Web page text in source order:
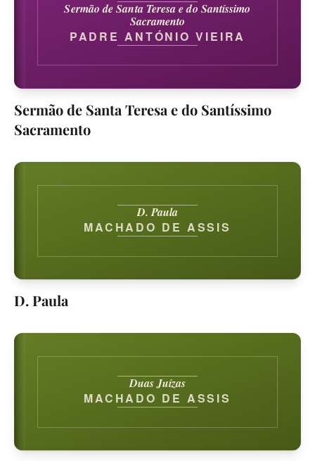
Sermão de Santa Teresa e do Santíssimo
Sacramento
PADRE ANTÓNIO VIEIRA
Sermão de Santa Teresa e do Santíssimo
Sacramento
D. Paula
MACHADO DE ASSIS
D. Paula
Duas Juízas
MACHADO DE ASSIS